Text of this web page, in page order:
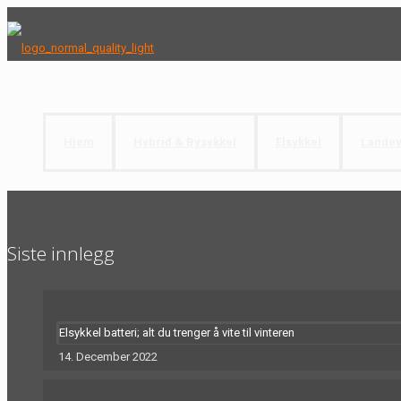
Siste innlegg
Elsykkel batteri; alt du trenger å vite til vinteren
14. December 2022